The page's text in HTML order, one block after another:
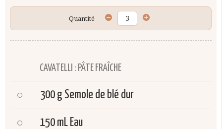
Quantité
CAVATELLI : PÂTE FRAÎCHE
300 g Semole de blé dur
150 mL Eau